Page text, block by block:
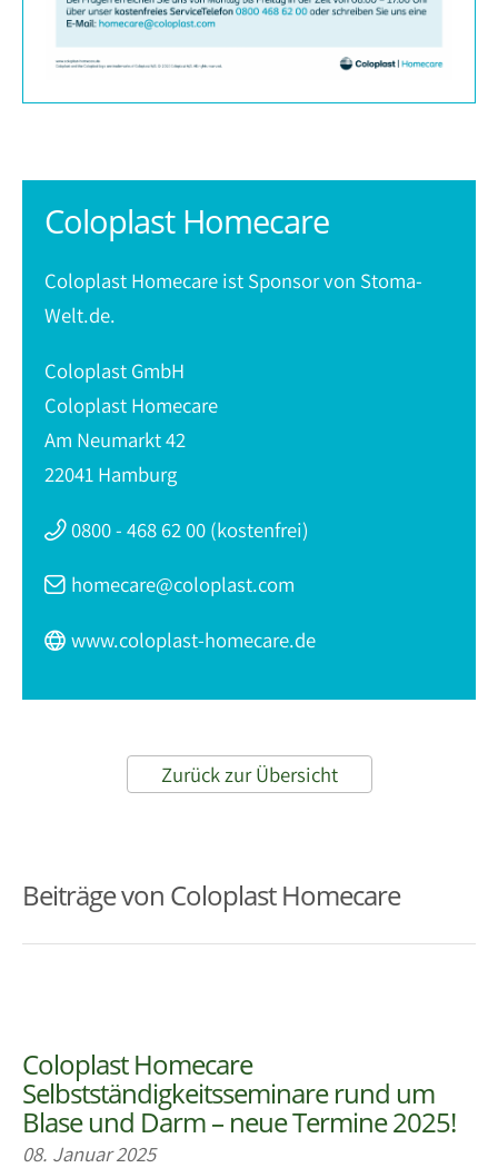
Coloplast Homecare
Coloplast Homecare ist Sponsor von Stoma-
Welt.de.
Coloplast GmbH
Coloplast Homecare
Am Neumarkt 42
22041 Hamburg
0800 - 468 62 00 (kostenfrei)
homecare@coloplast.com
www.coloplast-homecare.de
Zurück zur Übersicht
Beiträge von Coloplast Homecare
Coloplast Homecare
Selbstständigkeitsseminare rund um
Blase und Darm – neue Termine 2025!
08. Januar 2025